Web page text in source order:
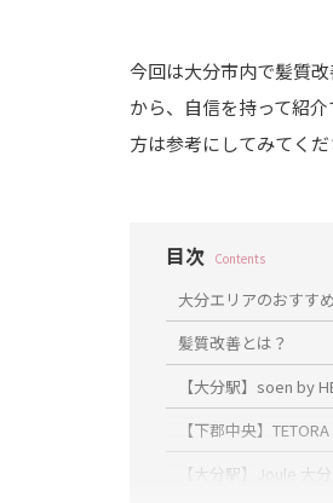
今回は大分市内で髪質
から、自信を持って紹
方は参考にしてみてくだ
目次 Contents
大分エリアのおすす
髪質改善とは？
【大分駅】soen by
【下郡中央】
【大分駅】Joule 大